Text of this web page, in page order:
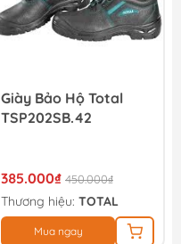
Giày Bảo Hộ Total
TSP202SB.42
385.000₫ 450.000₫
Thương hiệu: TOTAL
Mua ngay